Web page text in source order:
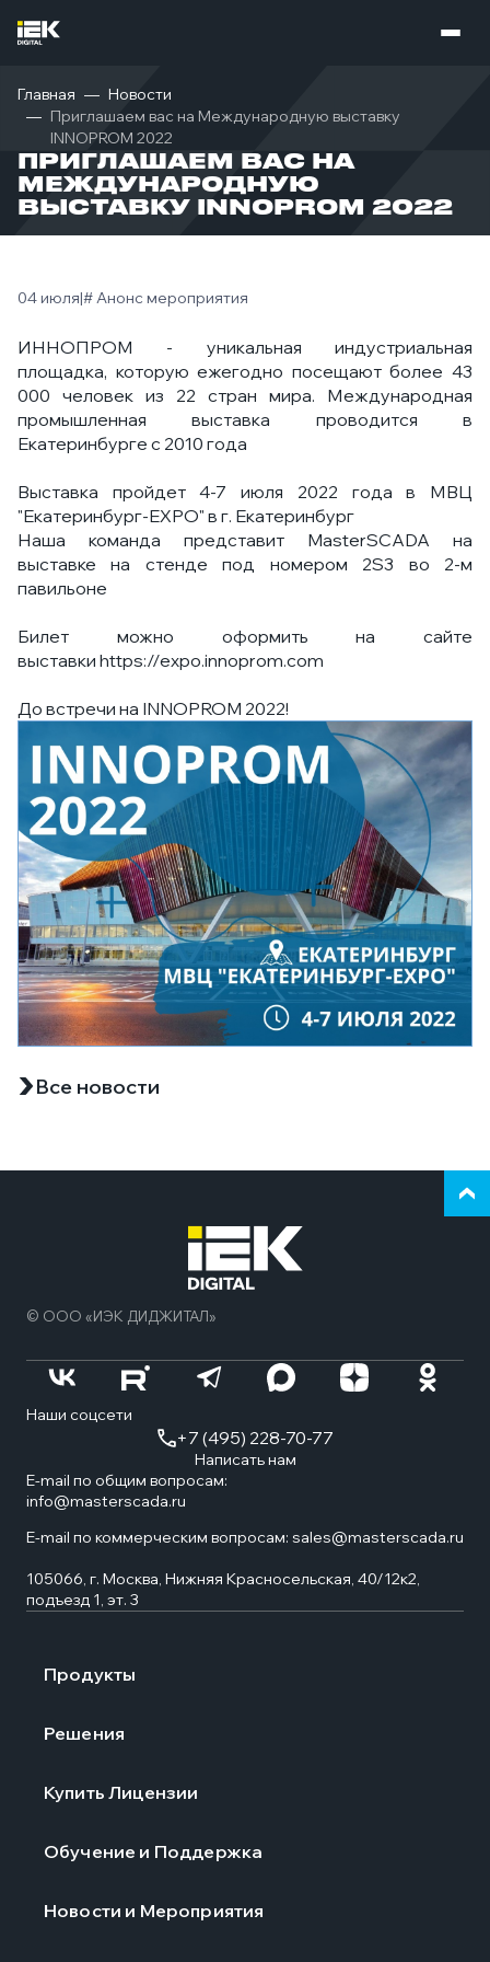
Главная
Новости
Приглашаем вас на Международную выставку
INNOPROM 2022
ПРИГЛАШАЕМ ВАС НА
МЕЖДУНАРОДНУЮ
ВЫСТАВКУ INNOPROM 2022
04 июля|# Анонс мероприятия
ИННОПРОМ - уникальная индустриальная
площадка, которую ежегодно посещают более 43
000 человек из 22 стран мира. Международная
промышленная выставка проводится в
Екатеринбурге с 2010 года
Выставка пройдет 4-7 июля 2022 года в МВЦ
"Екатеринбург-EXPO" в г. Екатеринбург
Наша команда представит MasterSCADA на
выставке на стенде под номером 2S3 во 2-м
павильоне
Билет можно оформить на сайте
выставки https://expo.innoprom.com
До встречи на INNOPROM 2022!
Все новости
© ООО «ИЭК ДИДЖИТАЛ»
Продукты
Решения
Купить Лицензии
Обучение и Поддержка
Новости и Мероприятия
+7 (495) 228-70-77
Написать нам
Наши соцсети
E-mail по общим вопросам:
info@masterscada.ru
E-mail по коммерческим вопросам: sales@masterscada.ru
105066, г. Москва, Нижняя Красносельская, 40/12к2,
подъезд 1, эт. 3